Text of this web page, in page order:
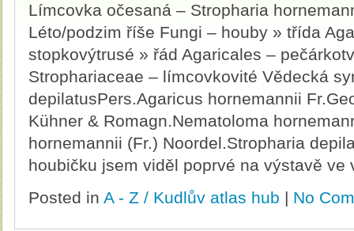
Límcovka očesaná – Stropharia
Léto/podzim říše Fungi – houby » třída
stopkovýtrusé » řád Agaricales –
Strophariaceae – límcovkovité Vědecká
depilatusPers.Agaricus hornemannii
Kühner & Romagn.Nematoloma
hornemannii (Fr.) Noordel.Stropharia
houbičku jsem viděl poprvé na výstavě
Posted in A - Z / Kudlův atlas hub | No